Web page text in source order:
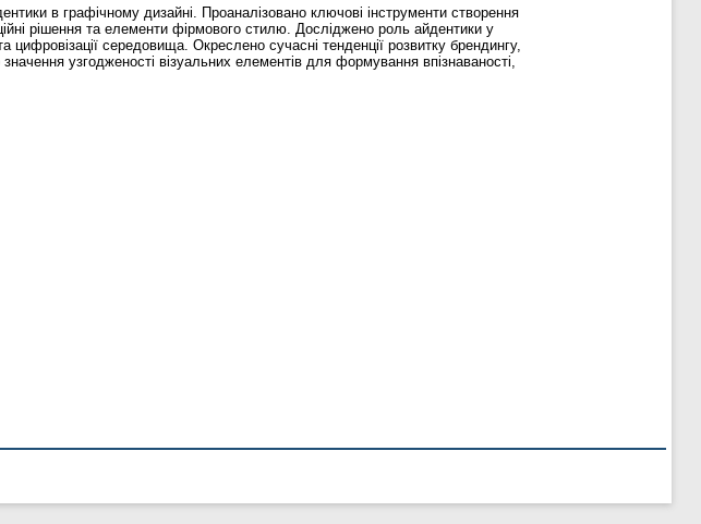
в графічному дизайні. Проаналізовано ключові інструменти створення
рішення та елементи фірмового стилю. Досліджено роль айдентики у
середовища. Окреслено сучасні тенденції розвитку брендингу,
узгодженості візуальних елементів для формування впізнаваності,